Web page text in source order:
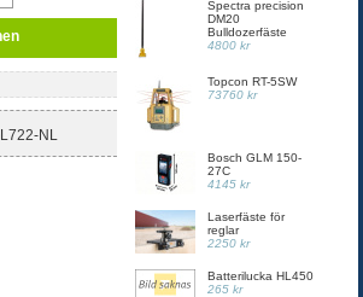
NL
Spectra precision
DM20
Bulldozerfäste
4800 kr
Topcon RT-5SW
73760 kr
Bosch GLM 150-
27C
4145 kr
Laserfäste för
reglar
2250 kr
Batterilucka HL450
265 kr